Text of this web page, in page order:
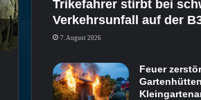
Trikefahrer stirbt bei
Verkehrsunfall auf der
7. August 2026
Feuer